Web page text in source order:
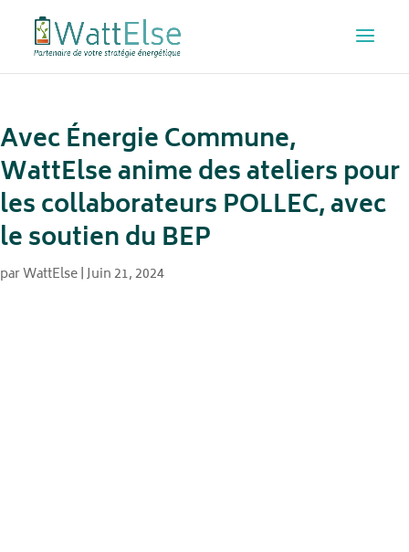
Avec Énergie Commune,
WattElse anime des ateliers pour
les collaborateurs POLLEC, avec
le soutien du BEP
parWattElse|Juin 21, 2024